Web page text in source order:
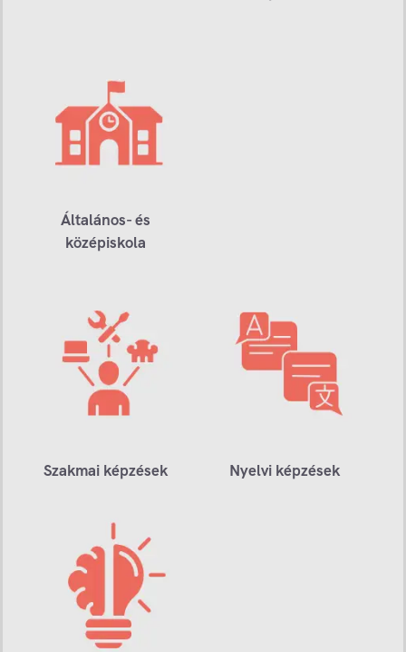
Általános- és
középiskola
Szakmai képzések Nyelvi képzések